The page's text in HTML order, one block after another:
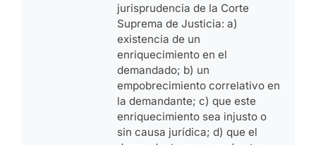
jurisprudencia de la Corte
Suprema de Justicia: a)
existencia de un
enriquecimiento en el
demandado; b) un
empobrecimiento correlativo en
la demandante; c) que este
enriquecimiento sea injusto o
sin causa jurídica; d) que el